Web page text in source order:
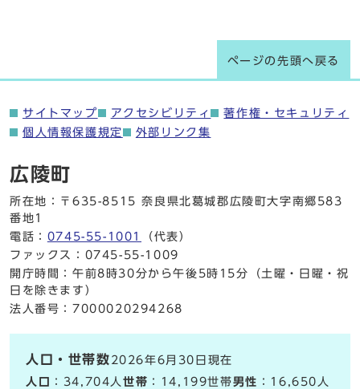
ページの先頭へ戻る
サイトマップ アクセシビリティ
著作権・セキュリティ
個人情報保護規定
外部リンク集
広陵町
所在地：〒635-8515 奈良県北葛城郡広陵町大字南郷583
番地1
電話： 0745-55-1001
（代表）
ファックス：0745-55-1009
開庁時間：午前8時30分から午後5時15分（土曜・日曜・祝
日を除きます）
法人番号：7000020294268
人口・世帯数 2026年6月30日現在
人口
：34,704人世帯 ：14,199世帯男性 ：16,650人